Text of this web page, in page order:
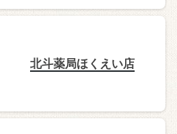
北斗薬局ほくえい店